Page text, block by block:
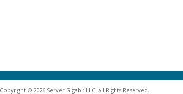
Copyright © 2026 Server Gigabit LLC. All Rights Reserved.